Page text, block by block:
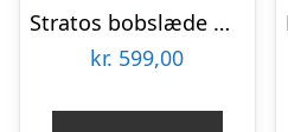
Stratos bobslæde med rat, Monster Pink
kr. 599,00